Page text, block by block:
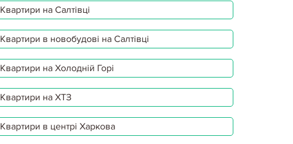
Квартири на Салтівці
Квартири в новобудові на Салтівці
Квартири на Холодній Горі
Квартири на ХТЗ
Квартири в центрі Харкова